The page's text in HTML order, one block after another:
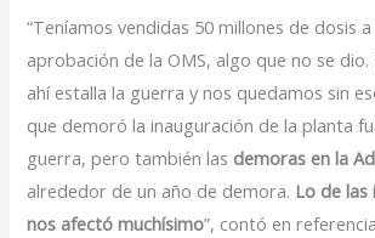
“Teníamos vendidas 50 millones de dosis
aprobación de la OMS, algo que no se
ahí estalla la guerra y nos quedamos sin
que demoró la inauguración de la planta
guerra, pero también las demoras en la
alrededor de un año de demora. Lo de
nos afectó muchísimo”, contó en